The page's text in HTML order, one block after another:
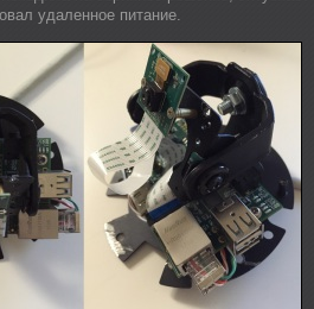
удаленное питание.